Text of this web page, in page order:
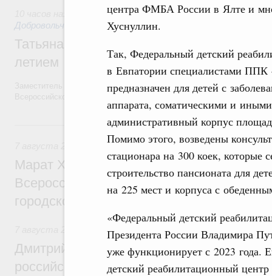
центра ФМБА России в Ялте и
Хуснуллин.
Так, Федеральный детский
в Евпатории специалистами ППК
предназначен для детей с
аппарата, соматическими и
административный корпус
Помимо этого, возведены
стационара на 300 коек, которые
строительство пансионата для
на 225 мест и корпуса с
«Федеральный детский
Президента России Владимира
уже функционирует с 2023 года.
детский реабилитационный
Социальные инновации. Некоммерческие
Добровольчество и волонтёрство. Благотворительность
Татьяна Голикова поздравила
летием
Заместитель Председателя Правительства Татьяна Голикова
Всероссийского общественного движения «Волонтёры-медики» с
Вчера
Экономика городов. Городская среда
Марат Хуснуллин провёл заседание
Всероссийского конкурса лучших
городской среды
Отрасль информационных технологий
Дмитрий Чернышенко и Сергей Кравцов
российскую сборную с победой на